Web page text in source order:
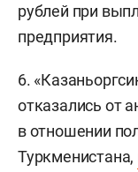
рублей при
предприятия.
6.
отказались от
в отношении
Туркменистана,